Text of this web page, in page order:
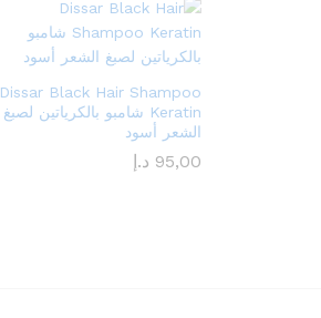
Dissar Black Hair Shampoo
Keratin شامبو بالكرياتين لصبغ
الشعر أسود
95,00 د.إ